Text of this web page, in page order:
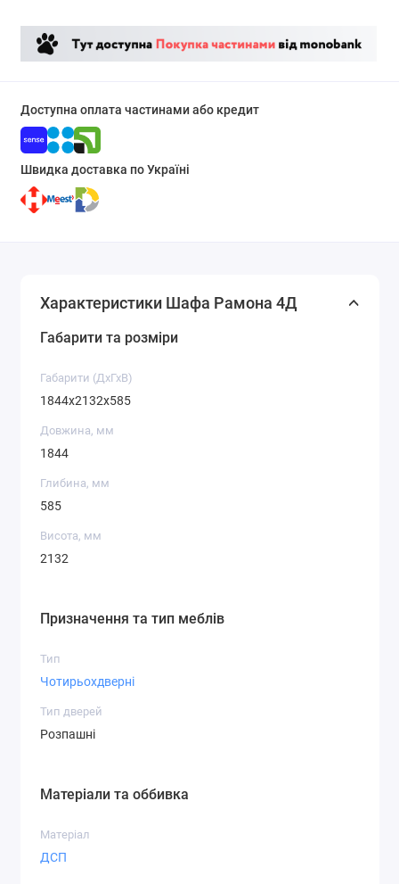
Доступна оплата частинами або кредит
Швидка доставка по Україні
Характеристики Шафа Рамона 4Д
Габарити та розміри
Габарити (ДхГхВ)
1844x2132x585
Довжина, мм
1844
Глибина, мм
585
Висота, мм
2132
Призначення та тип меблів
Тип
Чотирьохдверні
Тип дверей
Розпашні
Матеріали та оббивка
Матеріал
ДСП